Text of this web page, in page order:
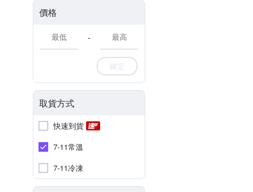
價格
-
確定
取貨方式
快速到貨
7-11常溫
7-11冷凍